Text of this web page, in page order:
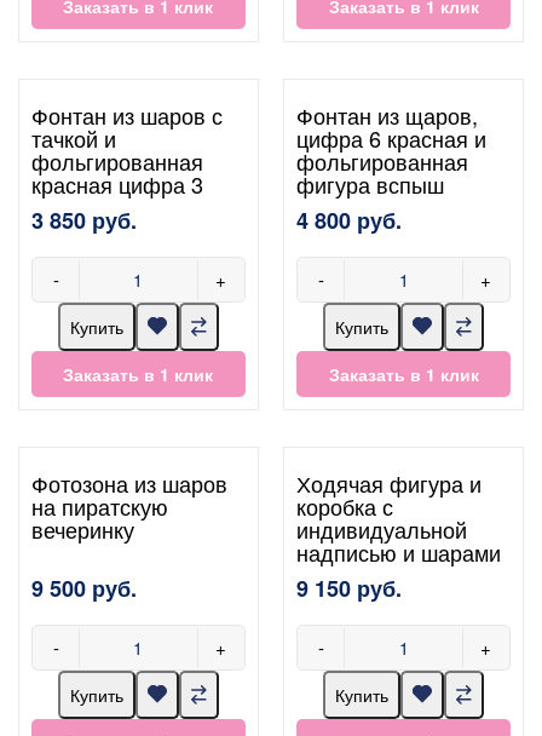
Заказать в 1 клик
Заказать в 1 клик
Фонтан из шаров с
тачкой и
фольгированная
красная цифра 3
3 850 руб.
- +
Купить
Заказать в 1 клик
Фонтан из щаров,
цифра 6 красная и
фольгированная
фигура вспыш
4 800 руб.
- +
Купить
Заказать в 1 клик
Фотозона из шаров
на пиратскую
вечеринку
9 500 руб.
- +
Купить
Ходячая фигура и
коробка с
индивидуальной
надписью и шарами
9 150 руб.
- +
Купить